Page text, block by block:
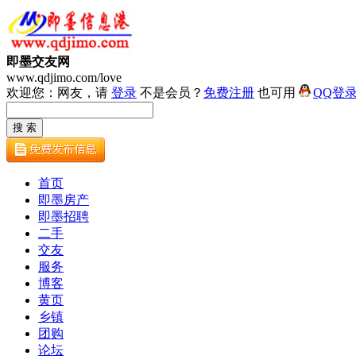
即墨交友网
www.qdjimo.com/love
欢迎您：网友，请 登录 不是会员？ 免费注册 也可用 QQ登
首页
即墨房产
即墨招聘
二手
交友
服务
博客
黄页
乡镇
团购
论坛